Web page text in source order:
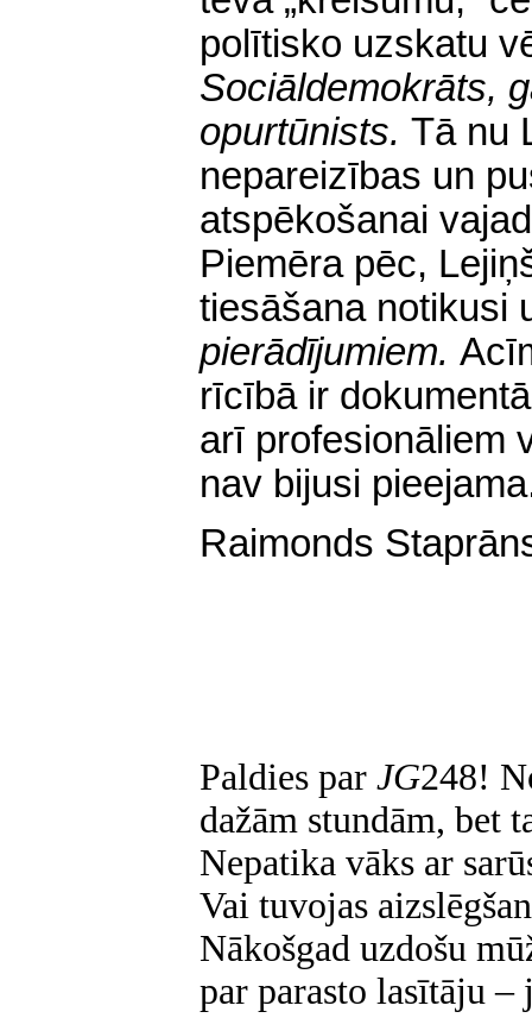
polītisko uzskatu
Sociāldemokrāts,
opurtūnists. Tā nu
nepareizības un
atspēkošanai
Piemēra pēc,
tiesāšana notikusi
pierādījumiem.
rīcībā ir
arī profesionāliem
nav bijusi
Raimonds
Paldies par JG248!
dažām stundām, bet
Nepatika vāks ar
Vai tuvojas
Nākošgad uzdošu
par parasto lasītāju